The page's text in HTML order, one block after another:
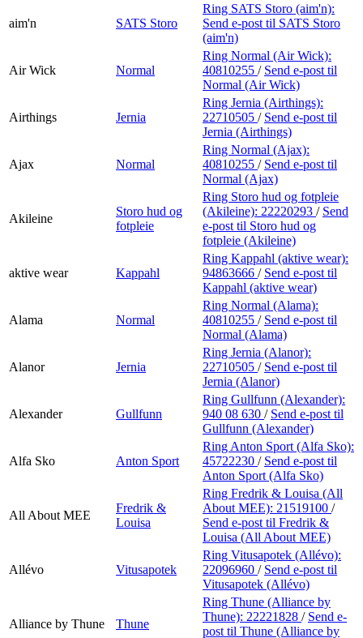
aim'n SATS Storo
Ring SATS Storo (aim'n):
Send e-post til SATS Storo
(aim'n)
Air Wick Normal
Ring Normal (Air Wick):
40810255 / Send e-post til
Normal (Air Wick)
Airthings Jernia
Ring Jernia (Airthings):
22710505 / Send e-post til
Jernia (Airthings)
Ajax Normal
Ring Normal (Ajax):
40810255 / Send e-post til
Normal (Ajax)
Akileine
Storo hud og
fotpleie
Ring Storo hud og fotpleie
(Akileine): 22220293 / Send
e-post til Storo hud og
fotpleie (Akileine)
aktive wear Kappahl
Ring Kappahl (aktive wear):
94863666 / Send e-post til
Kappahl (aktive wear)
Alama Normal
Ring Normal (Alama):
40810255 / Send e-post til
Normal (Alama)
Alanor Jernia
Ring Jernia (Alanor):
22710505 / Send e-post til
Jernia (Alanor)
Alexander Gullfunn
Ring Gullfunn (Alexander):
940 08 630 / Send e-post til
Gullfunn (Alexander)
Alfa Sko Anton Sport
Ring Anton Sport (Alfa Sko):
45722230 / Send e-post til
Anton Sport (Alfa Sko)
All About MEE
Fredrik &
Louisa
Ring Fredrik & Louisa (All
About MEE): 21519100 /
Send e-post til Fredrik &
Louisa (All About MEE)
Allévo Vitusapotek
Ring Vitusapotek (Allévo):
22096960 / Send e-post til
Vitusapotek (Allévo)
Alliance by Thune Thune
Ring Thune (Alliance by
Thune): 22221828 / Send e-
post til Thune (Alliance by